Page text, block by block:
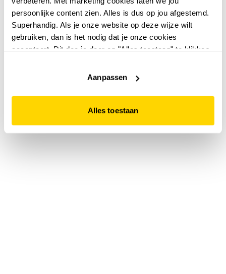
persoonlijke content zien. Alles is dus op jou afgestemd.
Superhandig. Als je onze website op deze wijze wilt
gebruiken, dan is het nodig dat je onze cookies
accepteert. Dit doe je door op "Alles toestaan" te klikken.
website niet optimaal functioneert.
Aanpassen
Alles toestaan